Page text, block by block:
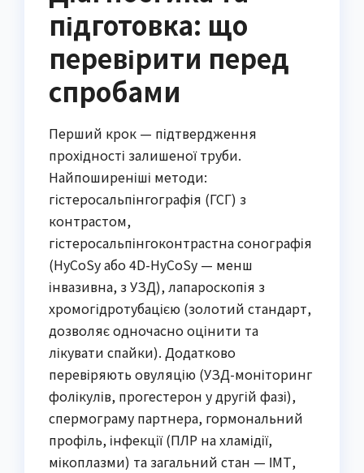
підготовка: що
перевірити перед
спробами
Перший крок — підтвердження
прохідності залишеної труби.
Найпоширеніші методи:
гістеросальпінгографія (ГСГ) з
контрастом,
гістеросальпінгоконтрастна сонографія
(HyCoSy або 4D-HyCoSy — менш
інвазивна, з УЗД), лапароскопія з
хромогідротубацією (золотий стандарт,
дозволяє одночасно оцінити та
лікувати спайки). Додатково
перевіряють овуляцію (УЗД-моніторинг
фолікулів, прогестерон у другій фазі),
спермограму партнера, гормональний
профіль, інфекції (ПЛР на хламідії,
мікоплазми) та загальний стан — ІМТ,